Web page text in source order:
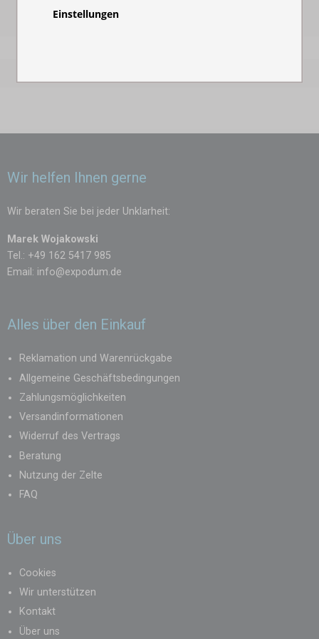
Warum Trauerzelte von Expodum wählen?
Wir helfen Ihnen gerne
Wir beraten Sie bei jeder Unklarheit:
Marek Wojakowski
Tel.: +49 162 5417 985
Email: info@expodum.de
Alles über den Einkauf
Reklamation und Warenrückgabe
Allgemeine Geschäftsbedingungen
Zahlungsmöglichkeiten
Versandinformationen
Widerruf des Vertrags
Beratung
Nutzung der Zelte
FAQ
Über uns
Cookies
Wir unterstützen
Kontakt
Über uns
Einstellungen